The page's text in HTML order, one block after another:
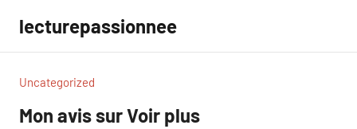
contenu
lecturepassionnee
Uncategorized
Mon avis sur Voir plus